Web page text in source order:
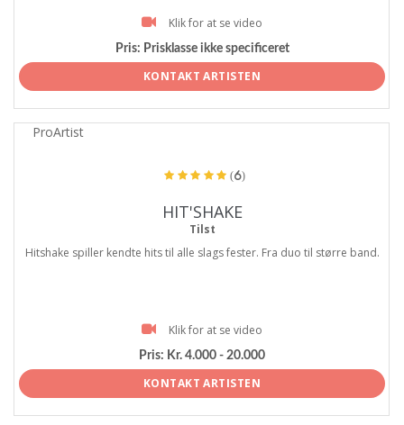
Klik for at se video
Pris: Prisklasse ikke specificeret
KONTAKT ARTISTEN
ProArtist
(6)
HIT'SHAKE
Tilst
Hitshake spiller kendte hits til alle slags fester. Fra duo til større band.
Klik for at se video
Pris: Kr. 4.000 - 20.000
KONTAKT ARTISTEN